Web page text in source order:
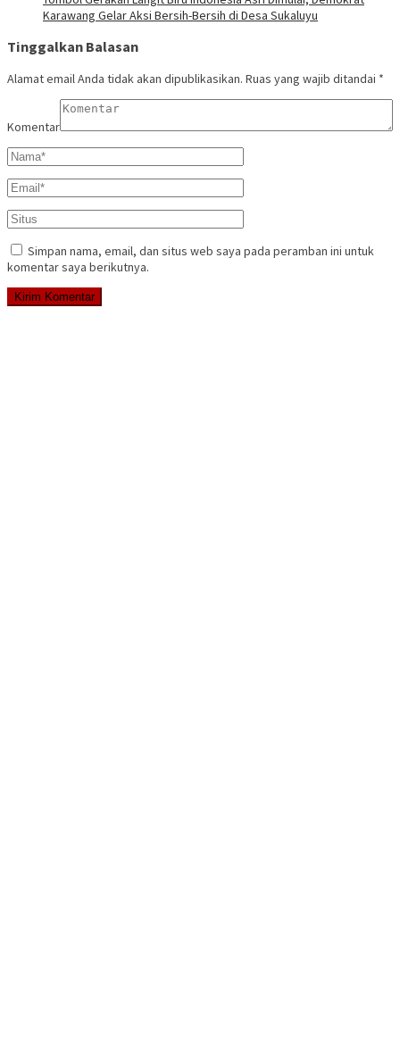
Karawang Gelar Aksi Bersih-Bersih di Desa Sukaluyu
Tinggalkan Balasan
Alamat email Anda tidak akan dipublikasikan. Ruas yang wajib ditandai *
Komentar
Simpan nama, email, dan situs web saya pada peramban ini untuk
komentar saya berikutnya.